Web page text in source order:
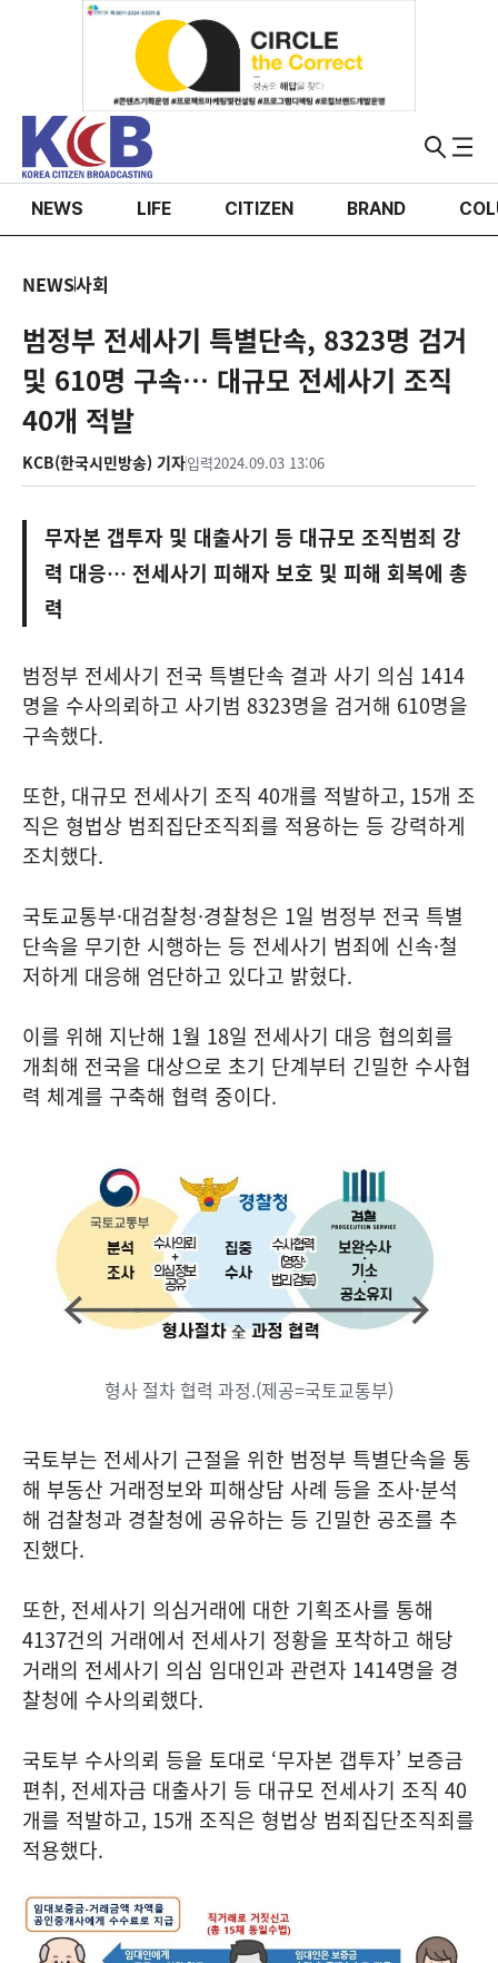
NEWS LIFE CITIZEN BRAND
NEWS사회
범정부 전세사기 특별단속, 8323명 검거
및 610명 구속… 대규모 전세사기 조직
40개 적발
KCB(한국시민방송) 기자입력2024.09.03 13:06
무자본 갭투자 및 대출사기 등 대규모 조직범죄 강
력 대응… 전세사기 피해자 보호 및 피해 회복에 총
력
범정부 전세사기 전국 특별단속 결과 사기 의심 1414
명을 수사의뢰하고 사기범 8323명을 검거해 610명을
구속했다.
또한, 대규모 전세사기 조직 40개를 적발하고, 15개 조
직은 형법상 범죄집단조직죄를 적용하는 등 강력하게
조치했다.
국토교통부·대검찰청·경찰청은 1일 범정부 전국 특별
단속을 무기한 시행하는 등 전세사기 범죄에 신속·철
저하게 대응해 엄단하고 있다고 밝혔다.
이를 위해 지난해 1월 18일 전세사기 대응 협의회를
개최해 전국을 대상으로 초기 단계부터 긴밀한 수사협
력 체계를 구축해 협력 중이다.
형사 절차 협력 과정.(제공=국토교통부)
국토부는 전세사기 근절을 위한 범정부 특별단속을 통
해 부동산 거래정보와 피해상담 사례 등을 조사·분석
해 검찰청과 경찰청에 공유하는 등 긴밀한 공조를 추
진했다.
또한, 전세사기 의심거래에 대한 기획조사를 통해
4137건의 거래에서 전세사기 정황을 포착하고 해당
거래의 전세사기 의심 임대인과 관련자 1414명을 경
찰청에 수사의뢰했다.
국토부 수사의뢰 등을 토대로 ‘무자본 갭투자’ 보증금
편취, 전세자금 대출사기 등 대규모 전세사기 조직 40
개를 적발하고, 15개 조직은 형법상 범죄집단조직죄를
적용했다.